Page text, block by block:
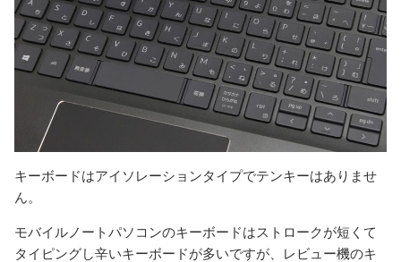
キーボードはアイソレーションタイプでテンキーはありませ
ん。
モバイルノートパソコンのキーボードはストロークが短くて
タイピングし辛いキーボードが多いですが、レビュー機のキ